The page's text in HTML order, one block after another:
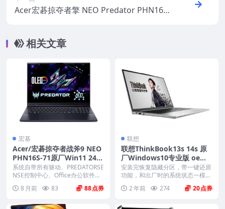
Acer宏碁掠夺者擎 NEO Predator PHN16-7
相关文章
宏基
Acer/宏碁掠夺者战斧9 NEO
PHN16S-71原厂Win11 24H
2系统 工厂文件 带一键恢复
系统自带所有驱动、PREDATORSE
NSE控制中心、Office办公软件、
8 月前 83 88
联想
联想ThinkBook13s 14s 原
厂Windows10专业版 oem
系统镜像下载
安装完恢复隐藏分区，带一键还原
功能，和出厂时的系统状态一模一
2 年前 274 20